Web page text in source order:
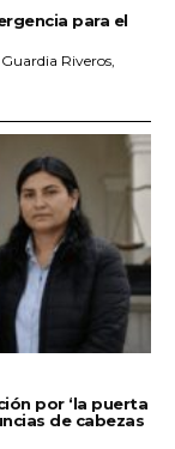
para el
Riveros,
por ‘la puerta
de cabezas